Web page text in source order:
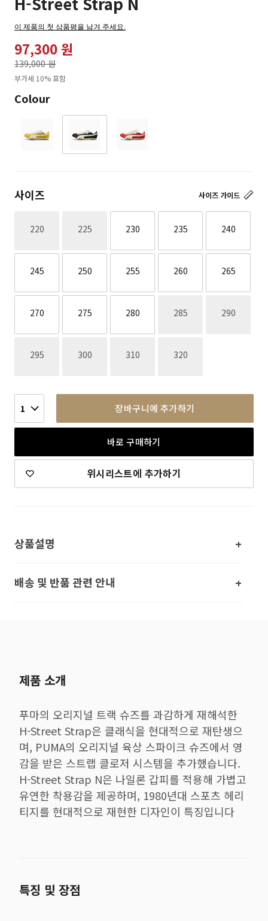
이 제품의 첫 상품평을 남겨 주세요.
97,300 원
139,000 원
로
부가세 10% 포함
Colour
사이즈 가이드
사이즈
220재고없음 225재고없음 230 235 240
245 250 255 260 265
270 275 280 285재고없음 290재고없음
295재고없음 300재고없음 310재고없음 320재고없음
1 장바구니에 추가하기
바로 구매하기
위시리스트에 추가하기
상품설명
배송 및 반품 관련 안내
제품 소개
푸마의 오리지널 트랙 슈즈를 과감하게 재해석한
H-Street Strap은 클래식을 현대적으로 재탄생으
며, PUMA의 오리지널 육상 스파이크 슈즈에서 영
감을 받은 스트랩 클로저 시스템을 추가했습니다.
H-Street Strap N은 나일론 갑피를 적용해 가볍고
유연한 착용감을 제공하며, 1980년대 스포츠 헤리
티지를 현대적으로 재현한 디자인이 특징입니다
특징 및 장점